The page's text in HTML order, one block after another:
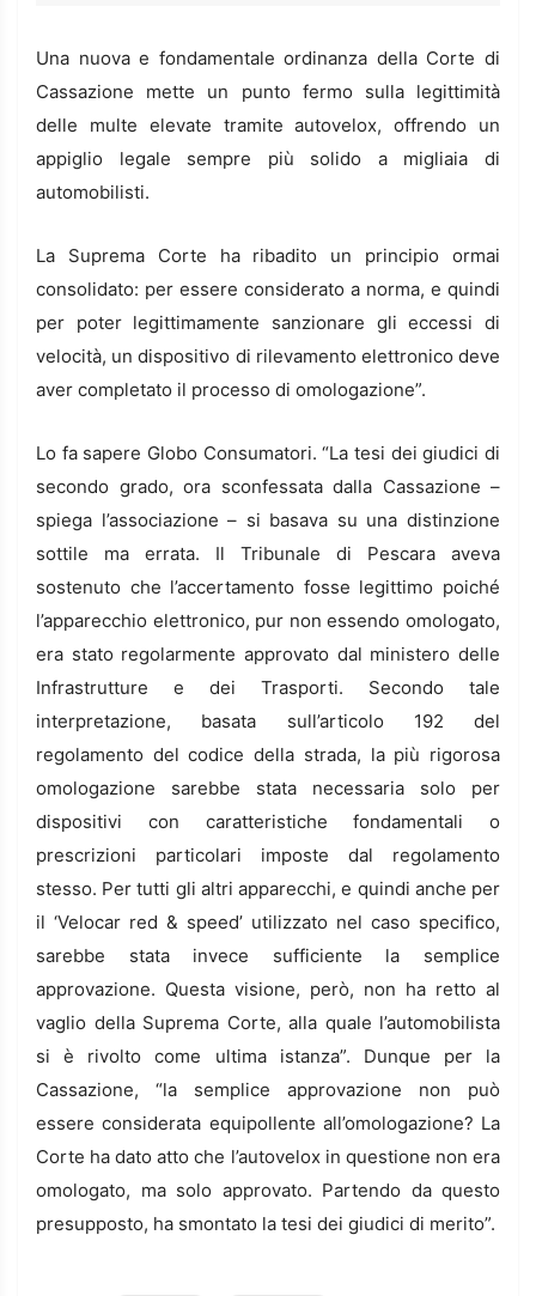
Una nuova e fondamentale ordinanza della Corte di
Cassazione mette un punto fermo sulla legittimità
delle multe elevate tramite autovelox, offrendo un
appiglio legale sempre più solido a migliaia di
automobilisti.
La Suprema Corte ha ribadito un principio ormai
consolidato: per essere considerato a norma, e quindi
per poter legittimamente sanzionare gli eccessi di
velocità, un dispositivo di rilevamento elettronico deve
aver completato il processo di omologazione”.
Lo fa sapere Globo Consumatori. “La tesi dei giudici di
secondo grado, ora sconfessata dalla Cassazione –
spiega l’associazione – si basava su una distinzione
sottile ma errata. Il Tribunale di Pescara aveva
sostenuto che l’accertamento fosse legittimo poiché
l’apparecchio elettronico, pur non essendo omologato,
era stato regolarmente approvato dal ministero delle
Infrastrutture e dei Trasporti. Secondo tale
interpretazione, basata sull’articolo 192 del
regolamento del codice della strada, la più rigorosa
omologazione sarebbe stata necessaria solo per
dispositivi con caratteristiche fondamentali o
prescrizioni particolari imposte dal regolamento
stesso. Per tutti gli altri apparecchi, e quindi anche per
il ‘Velocar red & speed’ utilizzato nel caso specifico,
sarebbe stata invece sufficiente la semplice
approvazione. Questa visione, però, non ha retto al
vaglio della Suprema Corte, alla quale l’automobilista
si è rivolto come ultima istanza”. Dunque per la
Cassazione, “la semplice approvazione non può
essere considerata equipollente all’omologazione? La
Corte ha dato atto che l’autovelox in questione non era
omologato, ma solo approvato. Partendo da questo
presupposto, ha smontato la tesi dei giudici di merito”.